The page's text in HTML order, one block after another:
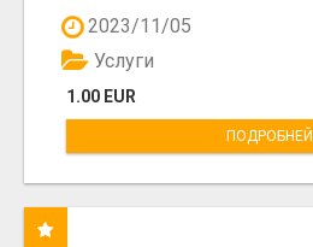
2023/11/05
1.00 EUR
Услуги
ПОДРОБНЕЙ